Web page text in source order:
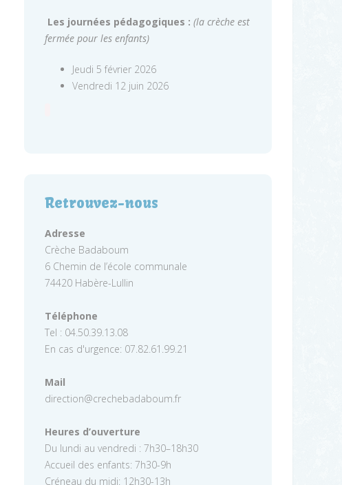
Les journées pédagogiques : (la crèche est
fermée pour les enfants)
Jeudi 5 février 2026
Vendredi 12 juin 2026
Retrouvez-nous
Adresse
Crèche Badaboum
6 Chemin de l’école communale
74420 Habère-Lullin
Téléphone
Tel : 04.50.39.13.08
En cas d'urgence: 07.82.61.99.21
Mail
direction@crechebadaboum.fr
Heures d’ouverture
Du lundi au vendredi : 7h30–18h30
Accueil des enfants: 7h30-9h
Créneau du midi: 12h30-13h